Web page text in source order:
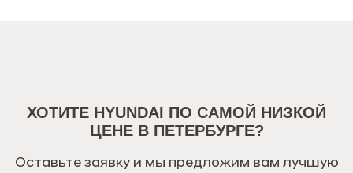
ХОТИТЕ HYUNDAI ПО САМОЙ НИЗКОЙ
ЦЕНЕ В ПЕТЕРБУРГЕ?
Оставьте заявку и мы предложим вам лучшую